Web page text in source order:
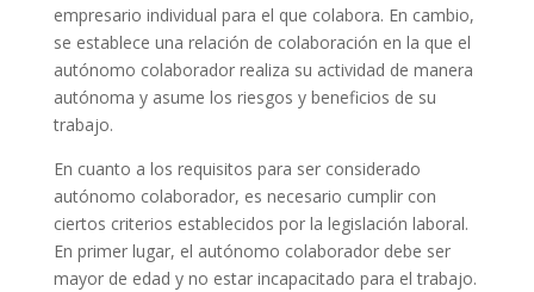
empresario individual para el que colabora. En cambio,
se establece una relación de colaboración en la que el
autónomo colaborador realiza su actividad de manera
autónoma y asume los riesgos y beneficios de su
trabajo.
En cuanto a los requisitos para ser considerado
autónomo colaborador, es necesario cumplir con
ciertos criterios establecidos por la legislación laboral.
En primer lugar, el autónomo colaborador debe ser
mayor de edad y no estar incapacitado para el trabajo.